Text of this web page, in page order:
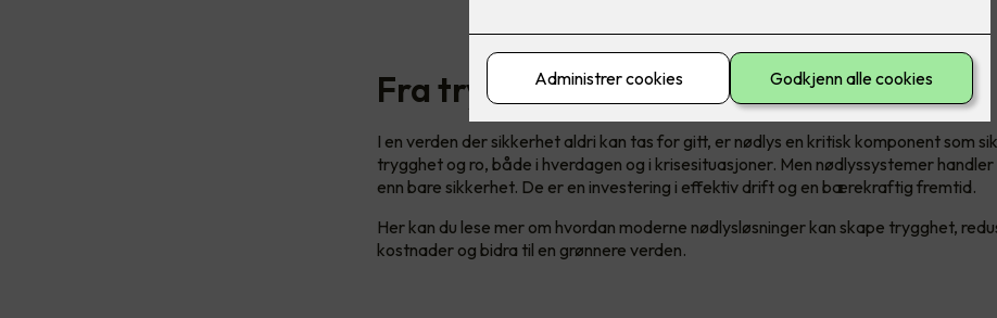
Fra trygg evakuering til grønn fremtid
I en verden der sikkerhet aldri kan tas for gitt, er nødlys en kritisk komponent som
trygghet og ro, både i hverdagen og i krisesituasjoner. Men nødlyssystemer
enn bare sikkerhet. De er en investering i effektiv drift og en bærekraftig fremtid.
Her kan du lese mer om hvordan moderne nødlysløsninger kan skape trygghet,
kostnader og bidra til en grønnere verden.